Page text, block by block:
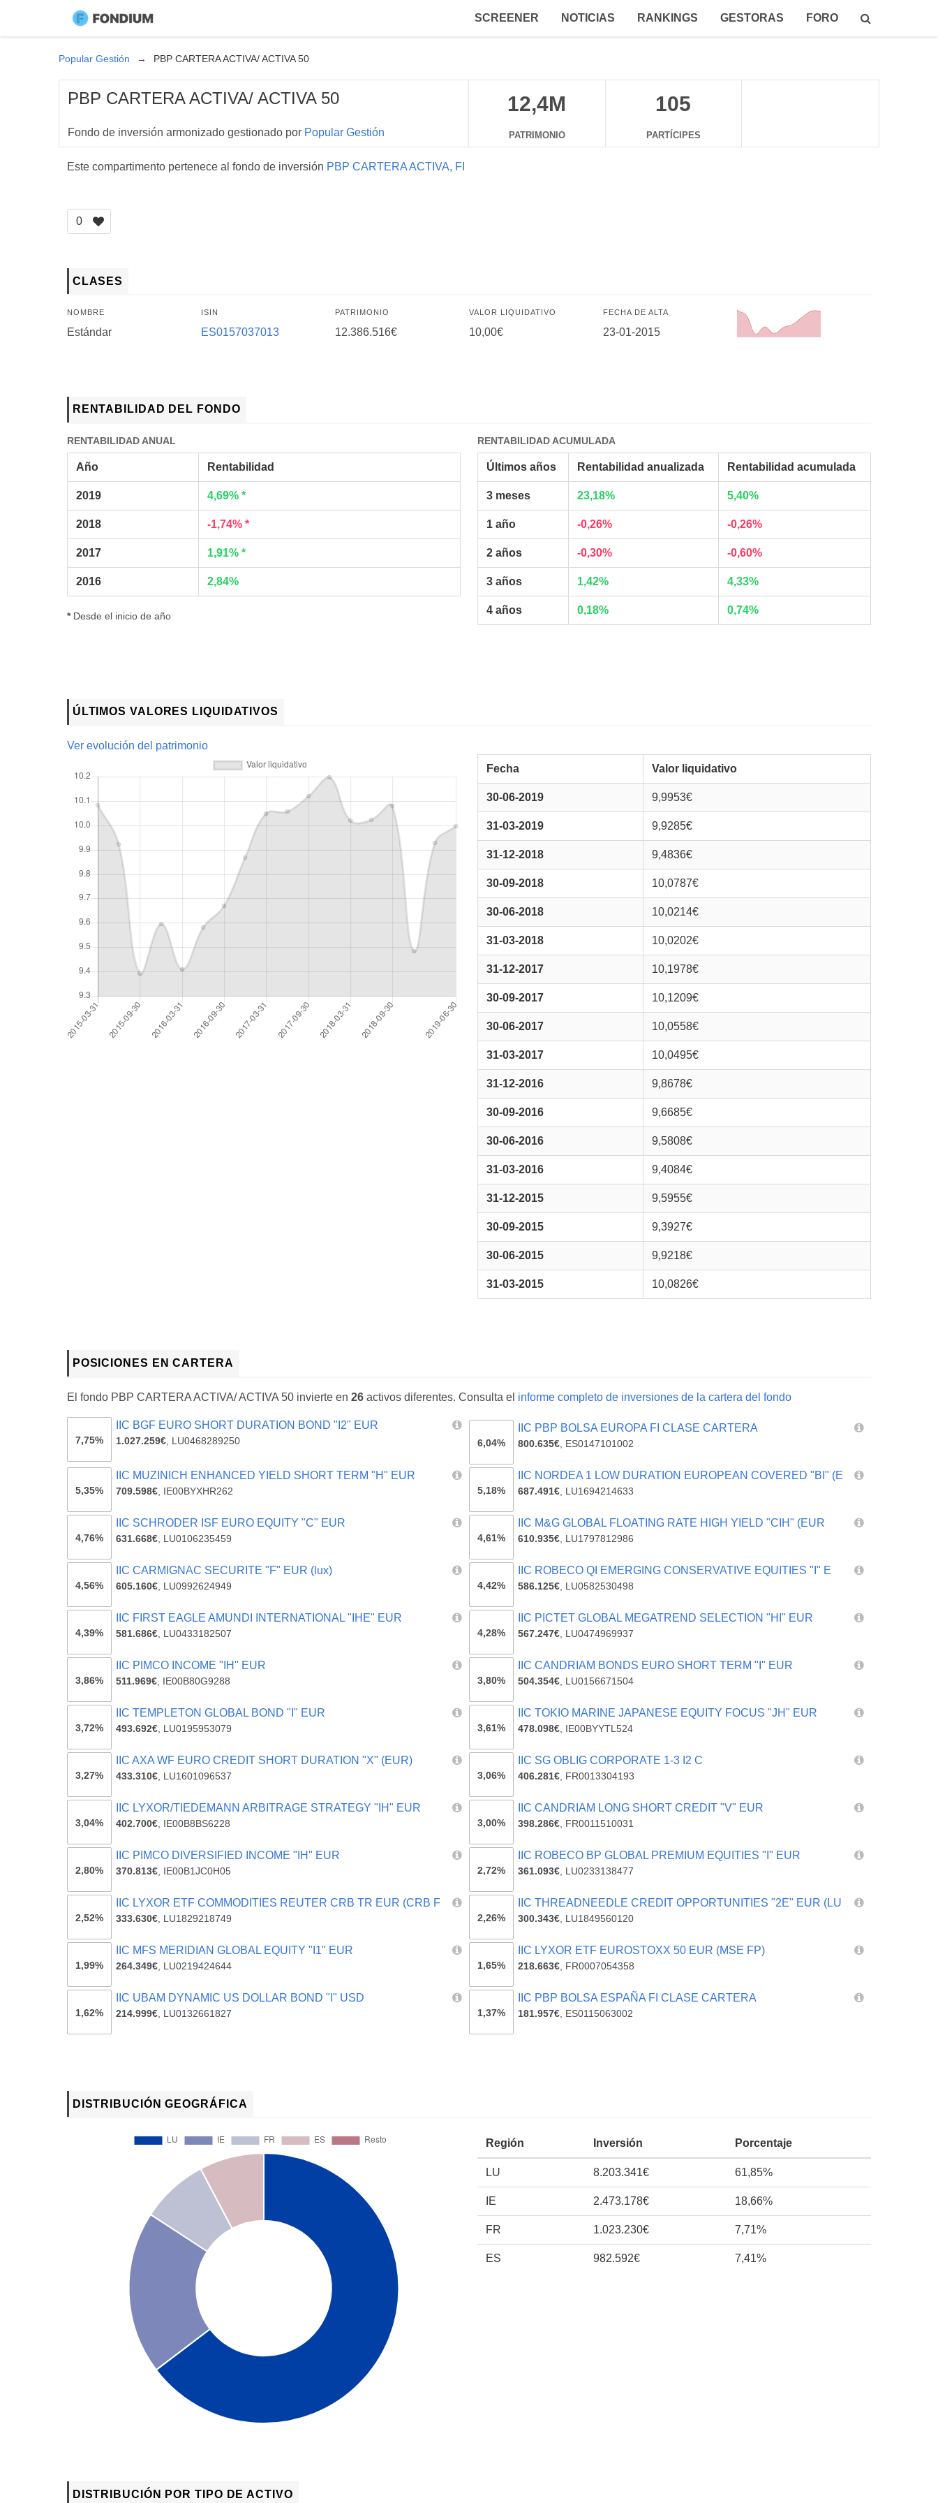
SCREENER NOTICIAS RANKINGS GESTORAS FORO
Popular Gestión PBP CARTERA ACTIVA/ ACTIVA 50
PBP CARTERA ACTIVA/ ACTIVA 50
Fondo de inversión armonizado gestionado por Popular Gestión
12,4M
PATRIMONIO
105
PARTÍCIPES
Este compartimento pertenece al fondo de inversión PBP CARTERA ACTIVA, FI
0
CLASES
NOMBRE
Estándar
ISIN
ES0157037013
PATRIMONIO
12.386.516€
VALOR LIQUIDATIVO
10,00€
FECHA DE ALTA
23-01-2015
RENTABILIDAD DEL FONDO
RENTABILIDAD ANUAL
Año Rentabilidad
2019 4,69% *
2018 -1,74% *
2017 1,91% *
2016 2,84%
*Desde el inicio de año
RENTABILIDAD ACUMULADA
Últimos años Rentabilidad anualizada Rentabilidad acumulada
3 meses 23,18% 5,40%
1 año -0,26% -0,26%
2 años -0,30% -0,60%
3 años 1,42% 4,33%
4 años 0,18% 0,74%
ÚLTIMOS VALORES LIQUIDATIVOS
Ver evolución del patrimonio
Fecha
Valor liquidativo
30-06-2019 9,9953€
31-03-2019 9,9285€
31-12-2018 9,4836€
30-09-2018 10,0787€
30-06-2018 10,0214€
31-03-2018 10,0202€
31-12-2017 10,1978€
30-09-2017 10,1209€
30-06-2017 10,0558€
31-03-2017 10,0495€
31-12-2016 9,8678€
30-09-2016 9,6685€
30-06-2016 9,5808€
31-03-2016 9,4084€
31-12-2015 9,5955€
30-09-2015 9,3927€
30-06-2015 9,9218€
31-03-2015 10,0826€
POSICIONES EN CARTERA
El fondo PBP CARTERA ACTIVA/ ACTIVA 50 invierte en 26 activos diferentes. Consulta el informe completo de inversiones de la cartera del fondo
7,75%
IIC BGF EURO SHORT DURATION BOND "I2" EUR
1.027.259€ LU0468289250 6,04%
IIC PBP BOLSA EUROPA FI CLASE CARTERA
800.635€ ES0147101002
5,35%
IIC MUZINICH ENHANCED YIELD SHORT TERM "H" EUR
709.598€ IE00BYXHR262 5,18%
IIC NORDEA 1 LOW DURATION EUROPEAN COVERED "BI" (E
687.491€ LU1694214633
4,76%
IIC SCHRODER ISF EURO EQUITY "C" EUR
631.668€ LU0106235459 4,61%
IIC M&G GLOBAL FLOATING RATE HIGH YIELD "CIH" (EUR
610.935€ LU1797812986
4,56%
IIC CARMIGNAC SECURITE "F" EUR (lux)
605.160€ LU0992624949 4,42%
IIC ROBECO QI EMERGING CONSERVATIVE EQUITIES "I" E
586.125€ LU0582530498
4,39%
IIC FIRST EAGLE AMUNDI INTERNATIONAL "IHE" EUR
581.686€ LU0433182507 4,28%
IIC PICTET GLOBAL MEGATREND SELECTION "HI" EUR
567.247€ LU0474969937
3,86%
IIC PIMCO INCOME "IH" EUR
511.969€ IE00B80G9288 3,80%
IIC CANDRIAM BONDS EURO SHORT TERM "I" EUR
504.354€ LU0156671504
3,72%
IIC TEMPLETON GLOBAL BOND "I" EUR
493.692€ LU0195953079 3,61%
IIC TOKIO MARINE JAPANESE EQUITY FOCUS "JH" EUR
478.098€ IE00BYYTL524
3,27%
IIC AXA WF EURO CREDIT SHORT DURATION "X" (EUR)
433.310€ LU1601096537 3,06%
IIC SG OBLIG CORPORATE 1-3 I2 C
406.281€ FR0013304193
3,04%
IIC LYXOR/TIEDEMANN ARBITRAGE STRATEGY "IH" EUR
402.700€ IE00B8BS6228 3,00%
IIC CANDRIAM LONG SHORT CREDIT "V" EUR
398.286€ FR0011510031
2,80%
IIC PIMCO DIVERSIFIED INCOME "IH" EUR
370.813€ IE00B1JC0H05 2,72%
IIC ROBECO BP GLOBAL PREMIUM EQUITIES "I" EUR
361.093€ LU0233138477
2,52%
IIC LYXOR ETF COMMODITIES REUTER CRB TR EUR (CRB F
333.630€ LU1829218749 2,26%
IIC THREADNEEDLE CREDIT OPPORTUNITIES "2E" EUR (LU
300.343€ LU1849560120
1,99%
IIC MFS MERIDIAN GLOBAL EQUITY "I1" EUR
264.349€ LU0219424644 1,65%
IIC LYXOR ETF EUROSTOXX 50 EUR (MSE FP)
218.663€ FR0007054358
1,62%
IIC UBAM DYNAMIC US DOLLAR BOND "I" USD
214.999€ LU0132661827 1,37%
IIC PBP BOLSA ESPAÑA FI CLASE CARTERA
181.957€ ES0115063002
DISTRIBUCIÓN GEOGRÁFICA
Región Inversión Porcentaje
LU 8.203.341€ 61,85%
IE 2.473.178€ 18,66%
FR 1.023.230€ 7,71%
ES 982.592€ 7,41%
DISTRIBUCIÓN POR TIPO DE ACTIVO